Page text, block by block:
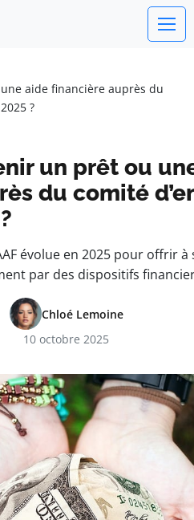
aide financière auprès du
?
un prêt ou
du comité
évolue en 2025 pour offrir à
par des dispositifs
Chloé Lemoine
10 octobre 2025